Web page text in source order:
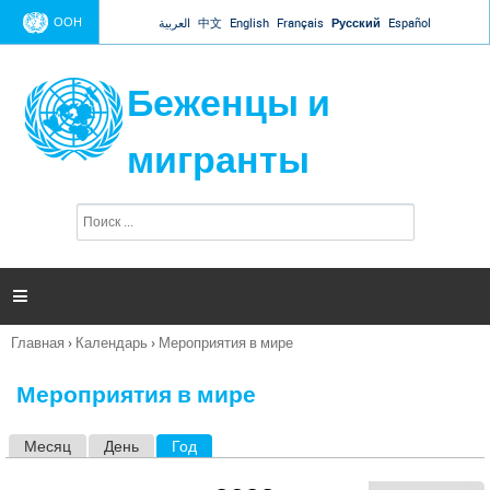
Jump to navigation
ООН العربية 中文 English Français Русский Español
Беженцы и
мигранты
п
и

Вы
Главная › Календарь › Мероприятия в мире
Мероприятия в мире
Месяц День Год